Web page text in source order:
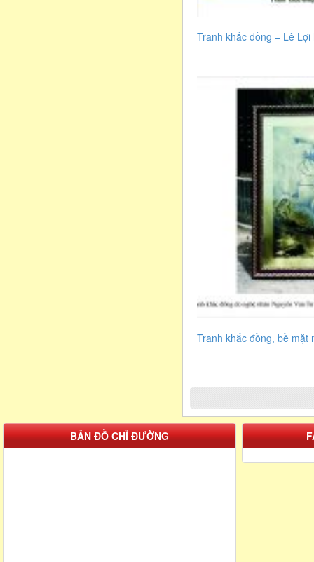
Tranh khắc đồng – Lê
Tranh khắc đồng, bề mặt
BẢN ĐỒ CHỈ ĐƯỜNG